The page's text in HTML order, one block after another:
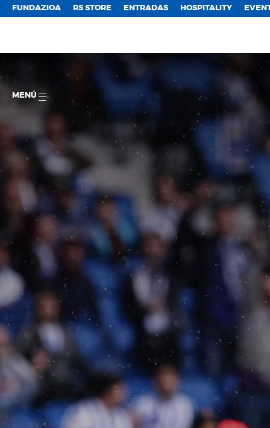
FUNDAZIOA RS STORE ENTRADAS HOSPITALITY
MENÚ